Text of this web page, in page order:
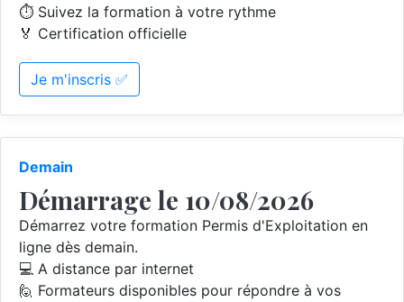
⏱️ Suivez la formation à votre rythme
🏅 Certification officielle
Je m'inscris ✅
Demain
Démarrage le 10/08/2026
Démarrez votre formation Permis d'Exploitation en
ligne dès demain.
💻 A distance par internet
🙋 Formateurs disponibles pour répondre à vos